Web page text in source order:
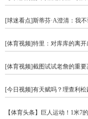
[球迷看点]斯蒂芬·A澄清：我
[体育视频]特里：对库库的离
[体育视频]截图试试老詹的重
[今日视频]有天赋吗？理查利
【体育头条】巨人运动！1米7